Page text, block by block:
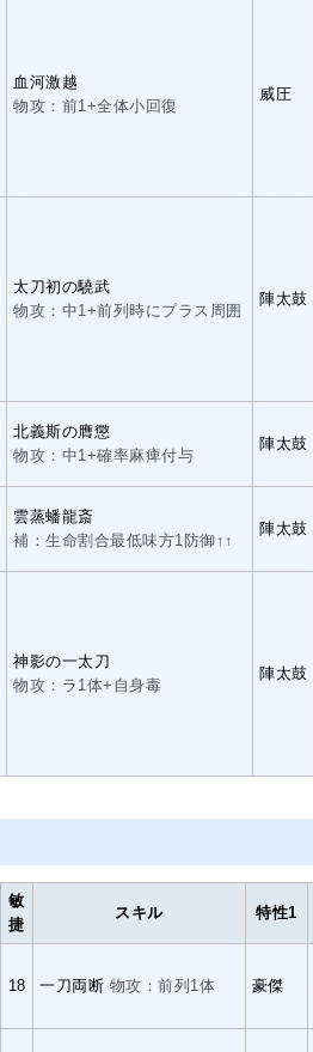
血河激越
物攻：前1+全体小回復
威圧
太刀初の驍武
物攻：中1+前列時にプラス周囲
陣太鼓
北義斯の膺懲
物攻：中1+確率麻痺付与
陣太鼓
雲蒸蟠龍斎
補：生命割合最低味方1防御↑↑
陣太鼓
神影の一太刀
物攻：ラ1体+自身毒
陣太鼓
敏
捷
スキル 特性1
18 一刀両断 物攻：前列1体 豪傑